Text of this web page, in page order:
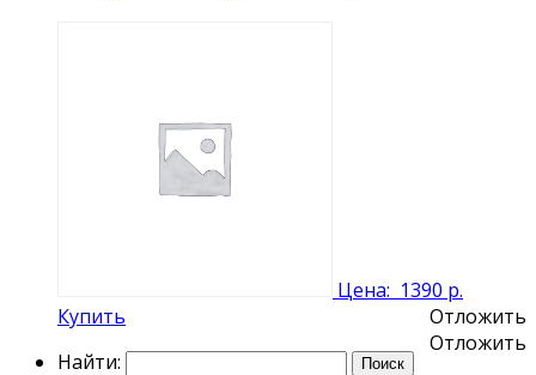
Цена: 1390 р.
Купить
Отложить
Отложить
Найти: